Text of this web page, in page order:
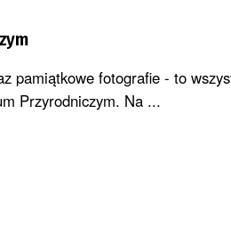
pamiątkowe fotografie - to
Przyrodniczym. Na ...